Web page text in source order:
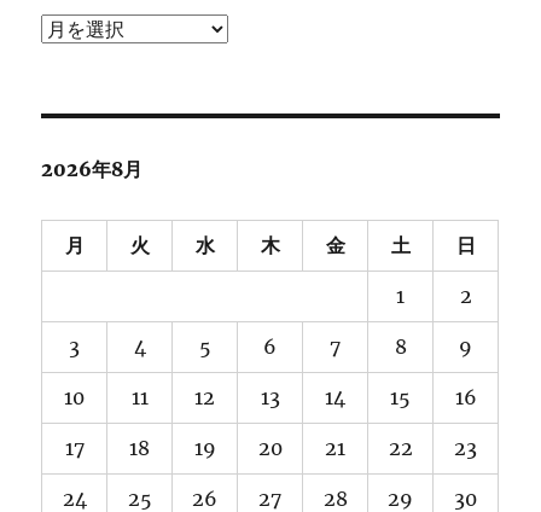
ア
ブ
2026年8月
月 火 水 木 金 土 日
1 2
3 4 5 6 7 8 9
10 11 12 13 14 15 16
17 18 19 20 21 22 23
24 25 26 27 28 29 30